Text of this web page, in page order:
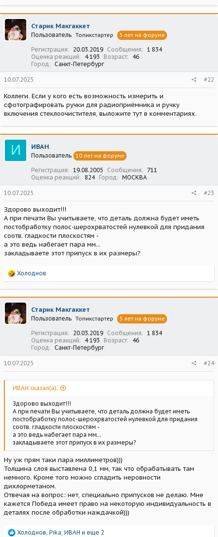
а
к
ц
и
и
Старик Макгаккет
Пользователь Топикстартер 5 лет на форуме
Регистрация 20.03.2019 Сообщения
1 834
Оценка реакций
4 193 Возраст
46
Город
Санкт-Петербург
10.07.2025 #22
Коллеги. Если у кого есть возможность измерить и
сфотографировать ручки для радиоприёмника и ручку
включения стеклоочистителя, выложите тут в комментариях.
И ИВАН
Пользователь 10 лет на форуме
Регистрация 19.08.2005 Сообщения
711
Оценка реакций
824 Город МОСКВА
10.07.2025 #23
Здорово выходит!!!
А при печати Вы учитываете, что деталь должна будет иметь
постобработку полос-шерохрватостей нулевкой для придания
соотв. гладкости плоскостям -
а это ведь набегает пара мм...
закладываете этот припуск в их размеры?
Р
а
к
ц
и
и
Холоднов
Старик Макгаккет
Пользователь Топикстартер 5 лет на форуме
Регистрация 20.03.2019 Сообщения
1 834
Оценка реакций
4 193 Возраст
46
Город
Санкт-Петербург
10.07.2025 #24
ИВАН сказал(а):
Здорово выходит!!!
А при печати Вы учитываете, что деталь должна будет иметь
постобработку полос-шерохрватостей нулевкой для придания
соотв. гладкости плоскостям -
а это ведь набегает пара мм...
закладываете этот припуск в их размеры?
Ну уж прям таки пара миллиметров)))
Толщина слоя выставлена 0,1 мм, так что обрабатывать там
немного. Кроме того можно сгладить неровности
дихлорметаном.
Отвечая на вопрос: нет, специально припусков не делаю. Мне
кажется Победа имеет право на некоторую индивидуальность в
деталях после обработки наждачкой)))
Р
Холоднов, Pika, ИВАН и еще 2